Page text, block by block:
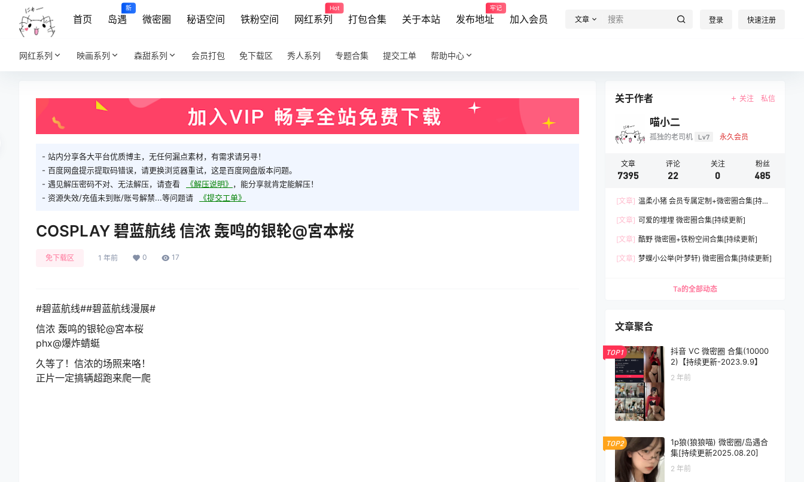
首页 岛遇
新
微密圈 秘语空间 铁粉空间 网红系列
Hot
打包合集 关于本站 发布地址
牢记
加入会员 文章 登录 快速注册
网红系列 映画系列 森甜系列 会员打包 免下载区 秀人系列 专题合集 提交工单 帮助中心
- 站内分享各大平台优质博主，无任何漏点素材，有需求请另寻！
- 百度网盘提示提取码错误，请更换浏览器重试，这是百度网盘版本问题。
- 遇见解压密码不对、无法解压，请查看
《解压说明》 ，能分享就肯定能解压！
- 资源失效/充值未到账/账号解禁...等问题请
《提交工单》
COSPLAY 碧蓝航线 信浓 轰鸣的银轮@宮本桜
免下载区 1 年前 0 17
#碧蓝航线##碧蓝航线漫展#
信浓 轰鸣的银轮@宮本桜
phx@爆炸蜻蜓
久等了！信浓的场照来咯！
正片一定搞辆超跑来爬一爬
关于作者 关注 私信
喵小二
孤独的老司机 Lv7 永久会员
文章
7395
评论
22
关注
0
粉丝
485
[文章] 温柔小猪 会员专属定制+微密圈合集[持续
[文章] 可爱的埋埋 微密圈合集[持续更新]
[文章] 酷野 微密圈+铁粉空间合集[持续更新]
[文章] 梦蝶小公举(叶梦轩) 微密圈合集[持续更新]
Ta的全部动态
文章聚合
TOP1
抖音 VC 微密圈 合集(10000
2)【持续更新-2023.9.9】
2 年前
TOP2
1p狼(狼狼喵) 微密圈/岛遇合
集[持续更新2025.08.20]
2 年前